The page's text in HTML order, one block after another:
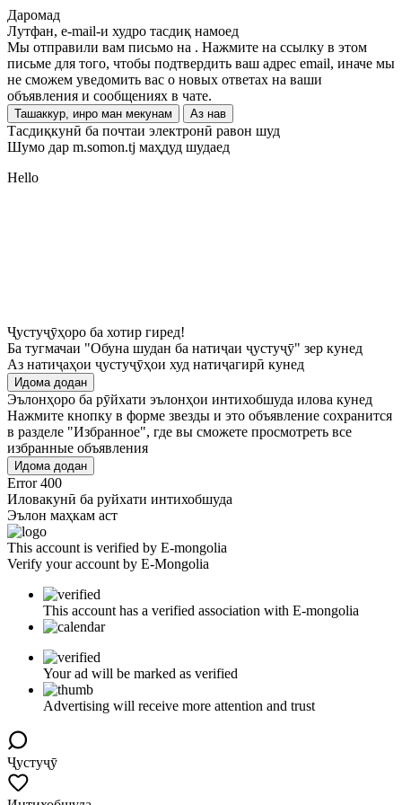
Даромад
Лутфан, e-mail-и худро тасдиқ намоед
Мы отправили вам письмо на . Нажмите на ссылку в этом
письме для того, чтобы подтвердить ваш адрес email, иначе мы
не сможем уведомить вас о новых ответах на ваши
объявления и сообщениях в чате.
Ташаккур, инро ман мекунам Аз нав
Тасдиқкунӣ ба почтаи электронӣ равон шуд
Шумо дар m.somon.tj маҳдуд шудаед
Hello
Ҷустуҷӯҳоро ба хотир гиред!
Ба тугмачаи "Обуна шудан ба натиҷаи ҷустуҷӯ" зер кунед
Аз натиҷаҳои ҷустуҷӯҳои худ натиҷагирӣ кунед
Идома додан
Эълонҳоро ба рӯйхати эълонҳои интихобшуда илова кунед
Нажмите кнопку в форме звезды и это объявление сохранится
в разделе "Избранное", где вы сможете просмотреть все
избранные объявления
Идома додан
Error 400
Иловакунӣ ба руйхати интихобшуда
Эълон маҳкам аст
This account is verified by E-mongolia
Verify your account by E-Mongolia
This account has a verified association with E-mongolia
Your ad will be marked as verified
Advertising will receive more attention and trust
Ҷустуҷӯ